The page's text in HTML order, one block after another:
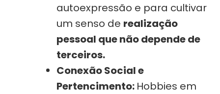
autoexpressão e para cultivar
um senso de realização
pessoal que não depende de
terceiros.
Conexão Social e
Pertencimento: Hobbies em